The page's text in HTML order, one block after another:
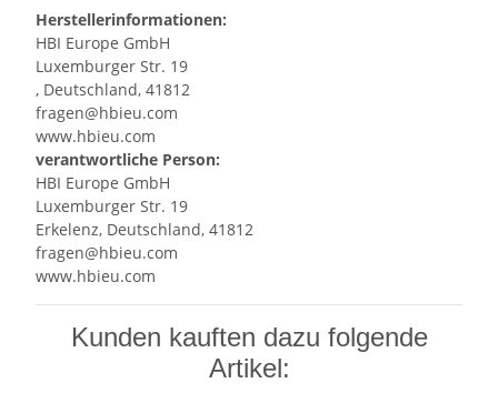
Herstellerinformationen:
HBI Europe GmbH
Luxemburger Str. 19
, Deutschland, 41812
fragen@hbieu.com
www.hbieu.com
verantwortliche Person:
HBI Europe GmbH
Luxemburger Str. 19
Erkelenz, Deutschland, 41812
fragen@hbieu.com
www.hbieu.com
Kunden kauften dazu folgende
Artikel: